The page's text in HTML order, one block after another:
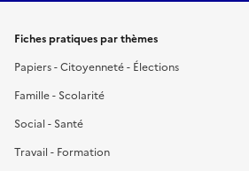
Fiches pratiques par thèmes
Papiers - Citoyenneté - Élections
Famille - Scolarité
Social - Santé
Travail - Formation